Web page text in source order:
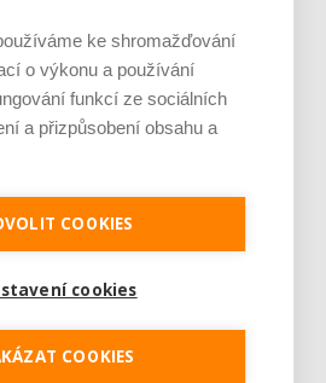
jsou
místa s
a velkým
„Jako
horskou
o 300
ke shromažďování
o výkonu a používání
funkcí ze sociálních
a přizpůsobení obsahu a
COOKIES
cookies
COOKIES